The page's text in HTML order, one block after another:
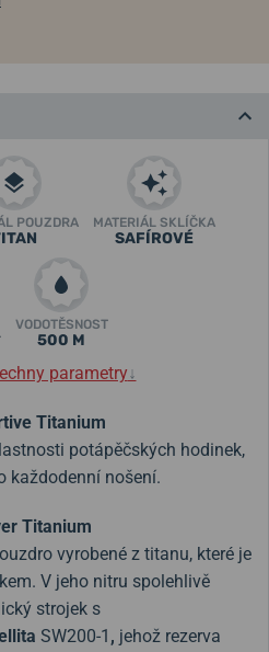
POUZDRA MATERIÁL SKLÍČKA
SAFÍROVÉ
VODOTĚSNOST
500 M
parametry↓
Titanium
potápěčských hodinek,
každodenní nošení.
Titanium
vyrobené z titanu, které je
V jeho nitru spolehlivě
strojek s
SW200-1 , jehož rezerva